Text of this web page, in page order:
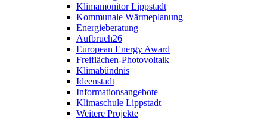
Klimamonitor Lippstadt
Kommunale Wärmeplanung
Energieberatung
Aufbruch26
European Energy Award
Freiflächen-Photovoltaik
Klimabündnis
Ideenstadt
Informationsangebote
Klimaschule Lippstadt
Weitere Projekte